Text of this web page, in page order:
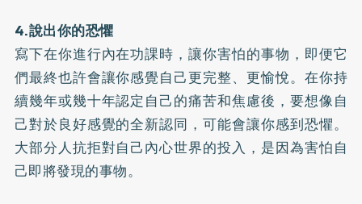
4.說出你的恐懼
寫下在你進行內在功課時，讓你害怕的事物，即便它
們最終也許會讓你感覺自己更完整、更愉悅。在你持
續幾年或幾十年認定自己的痛苦和焦慮後，要想像自
己對於良好感覺的全新認同，可能會讓你感到恐懼。
大部分人抗拒對自己內心世界的投入，是因為害怕自
己即將發現的事物。